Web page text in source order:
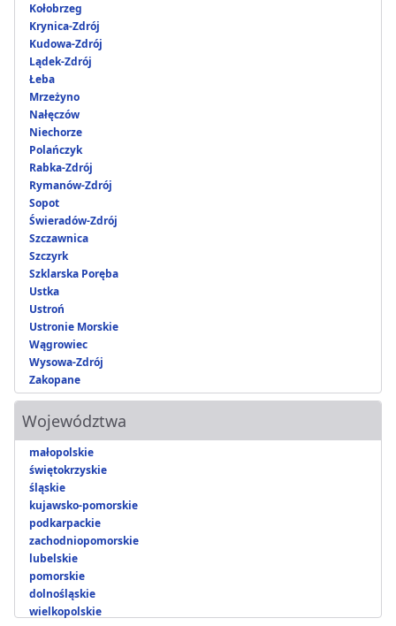
Kołobrzeg
Krynica-Zdrój
Kudowa-Zdrój
Lądek-Zdrój
Łeba
Mrzeżyno
Nałęczów
Niechorze
Polańczyk
Rabka-Zdrój
Rymanów-Zdrój
Sopot
Świeradów-Zdrój
Szczawnica
Szczyrk
Szklarska Poręba
Ustka
Ustroń
Ustronie Morskie
Wągrowiec
Wysowa-Zdrój
Zakopane
Województwa
małopolskie
świętokrzyskie
śląskie
kujawsko-pomorskie
podkarpackie
zachodniopomorskie
lubelskie
pomorskie
dolnośląskie
wielkopolskie